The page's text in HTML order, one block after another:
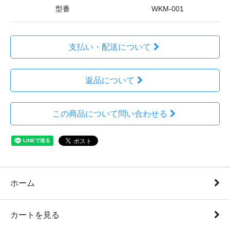
型番 WKM-001
支払い・配送について
返品について
この商品について問い合わせる
ホーム
カートを見る